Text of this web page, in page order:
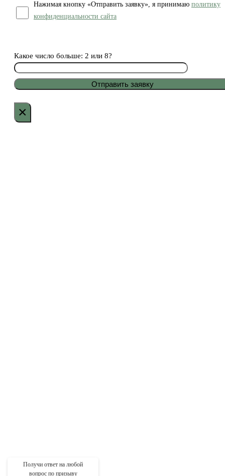
Нажимая кнопку «Отправить заявку», я принимаю политику
конфиденциальности сайта
Какое число больше: 2 или 8?
×
Получи ответ на любой
вопрос по призыву